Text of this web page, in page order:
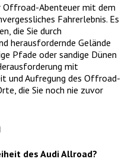
Offroad-Abenteuer mit dem
Fahrerlebnis. Es
die Sie durch
herausfordernde Gelände
Pfade oder sandige Dünen
mit
und Aufregung des Offroad-
die Sie noch nie zuvor
des Audi Allroad?